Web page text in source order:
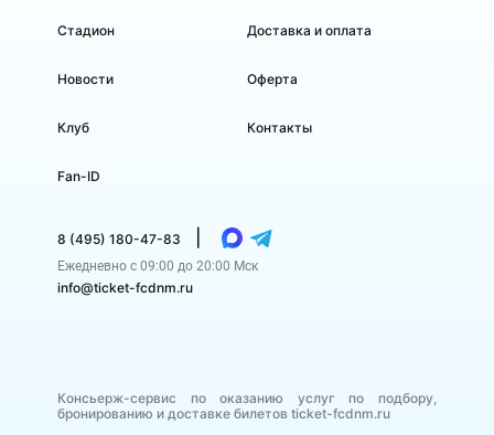
Стадион
Новости
Клуб
Fan-ID
Доставка и оплата
Оферта
Контакты
8 (495) 180-47-83
Ежедневно с 09:00 до 20:00 Мск
info@ticket-fcdnm.ru
Консьерж-сервис по оказанию услуг по подбору,
бронированию и доставке билетов ticket-fcdnm.ru